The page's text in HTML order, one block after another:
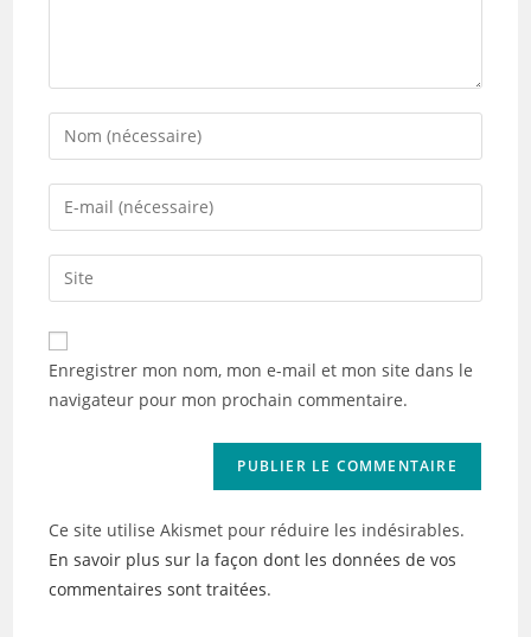
Enter
your
name
comment
Enter
your
email
address
comment
Saisir
l’URL
de
votre
(facultatif)
Enregistrer mon nom, mon e-mail et mon site dans le
navigateur pour mon prochain commentaire.
Ce site utilise Akismet pour réduire les indésirables.
En savoir plus sur la façon dont les données de vos
commentaires sont traitées.